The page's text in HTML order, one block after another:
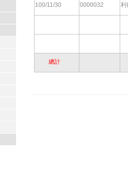
100/11/30 0000032 利
總計